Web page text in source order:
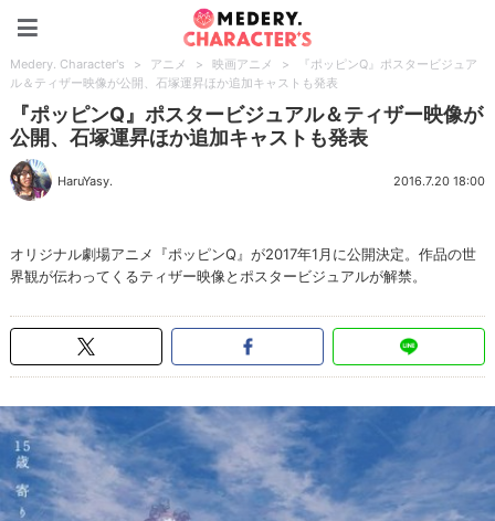
Medery. Character's > アニメ > 映画アニメ >
『ポッピンQ』ポスタービジュア
ル＆ティザー映像が公開、石塚運昇ほか追加キャストも発表
『ポッピンQ』ポスタービジュアル＆ティザー映像が
公開、石塚運昇ほか追加キャストも発表
HaruYasy. 2016.7.20 18:00
オリジナル劇場アニメ『ポッピンQ』が2017年1月に公開決定。作品の世
界観が伝わってくるティザー映像とポスタービジュアルが解禁。